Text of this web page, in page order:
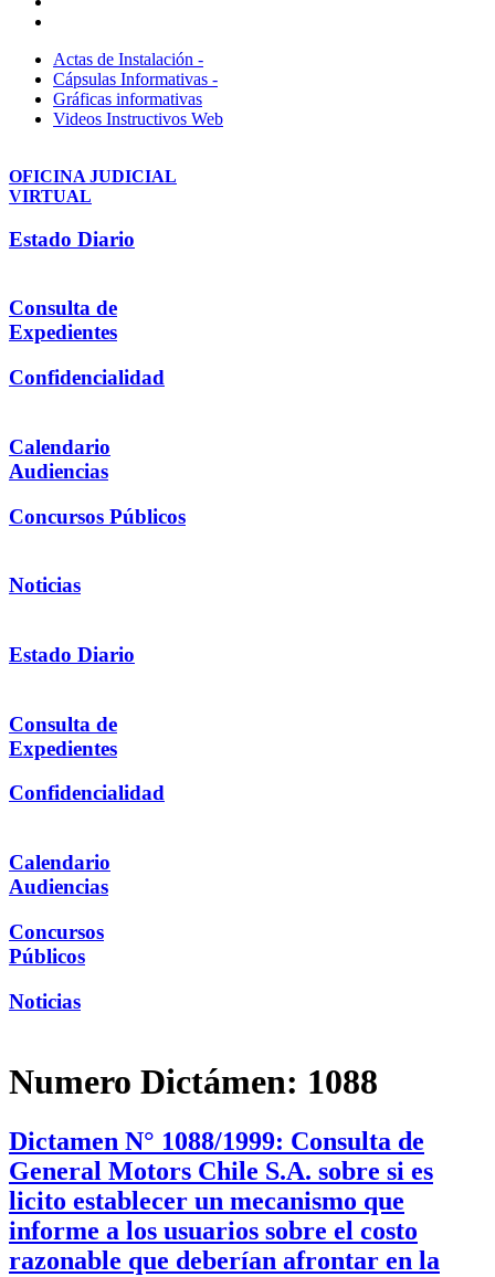
Actas de Instalación -
Cápsulas Informativas -
Gráficas informativas
Videos Instructivos Web
OFICINA JUDICIAL
VIRTUAL
Estado Diario
Consulta de
Expedientes
Confidencialidad
Calendario
Audiencias
Concursos Públicos
Noticias
Estado Diario
Consulta de
Expedientes
Confidencialidad
Calendario
Audiencias
Concursos
Públicos
Noticias
Numero Dictámen: 1088
Dictamen N° 1088/1999: Consulta de
General Motors Chile S.A. sobre si es
licito establecer un mecanismo que
informe a los usuarios sobre el costo
razonable que deberían afrontar en la